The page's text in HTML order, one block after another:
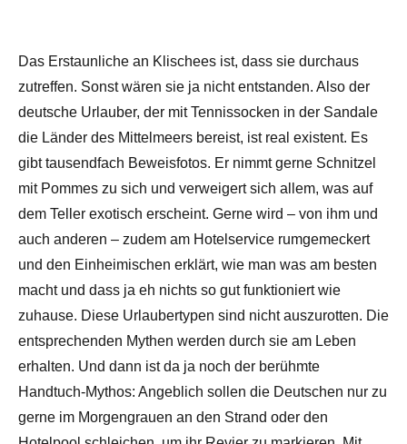
Das Erstaunliche an Klischees ist, dass sie durchaus
zutreffen. Sonst wären sie ja nicht entstanden. Also der
deutsche Urlauber, der mit Tennissocken in der Sandale
die Länder des Mittelmeers bereist, ist real existent. Es
gibt tausendfach Beweisfotos. Er nimmt gerne Schnitzel
mit Pommes zu sich und verweigert sich allem, was auf
dem Teller exotisch erscheint. Gerne wird – von ihm und
auch anderen – zudem am Hotelservice rumgemeckert
und den Einheimischen erklärt, wie man was am besten
macht und dass ja eh nichts so gut funktioniert wie
zuhause. Diese Urlaubertypen sind nicht auszurotten. Die
entsprechenden Mythen werden durch sie am Leben
erhalten. Und dann ist da ja noch der berühmte
Handtuch-Mythos: Angeblich sollen die Deutschen nur zu
gerne im Morgengrauen an den Strand oder den